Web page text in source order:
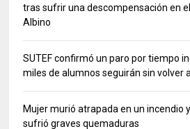
tras sufrir una descompensación en el
Albino
SUTEF confirmó un paro por tiempo
miles de alumnos seguirán sin volver
Mujer murió atrapada en un incendio
sufrió graves quemaduras